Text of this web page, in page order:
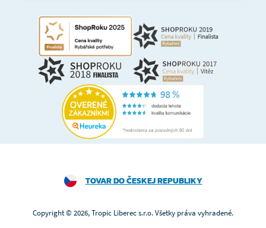
TOVAR DO ČESKEJ REPUBLIKY
Copyright © 2026, Tropic Liberec s.r.o. Všetky práva vyhradené.